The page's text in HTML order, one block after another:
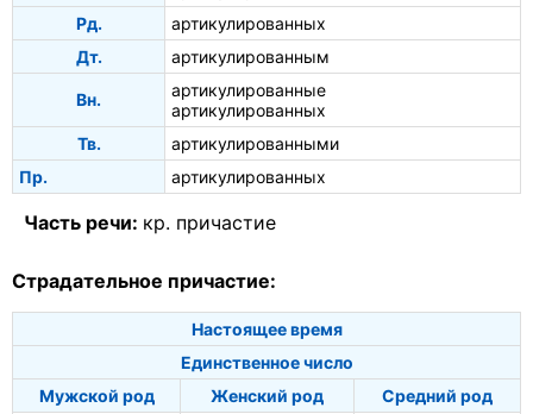
Рд.
артикулированных
Дт.
артикулированным
Вн.
артикулированные
артикулированных
Тв.
артикулированными
Пр.
артикулированных
Часть речи: кр. причастие
Страдательное причастие:
Настоящее время
Единственное число
Мужской род
Женский род
Средний род